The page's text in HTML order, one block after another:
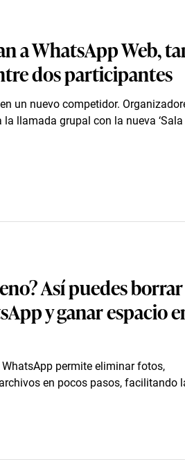
a WhatsApp Web,
dos participantes
un nuevo competidor.
llamada grupal con la nueva ‘Sala
Así puedes borrar
y ganar espacio
permite eliminar fotos,
en pocos pasos, facilitando